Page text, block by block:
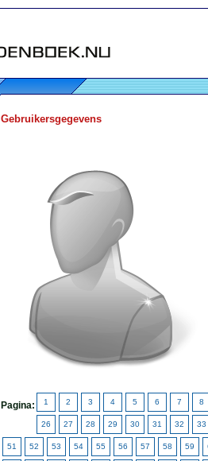
Gebruikersgegevens
Pagina: 1 2 3 4 5 6 7 8
26 27 28 29 30 31 32 33
51 52 53 54 55 56 57 58 59